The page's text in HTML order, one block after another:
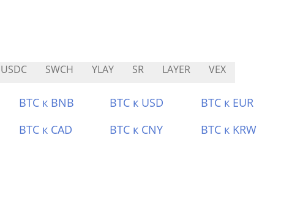
USDC SWCH YLAY SR LAYER VEX
BTC к BNB BTC к USD BTC к EUR
BTC к CAD BTC к CNY BTC к KRW